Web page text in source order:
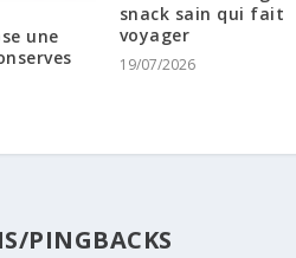
une
snack sain qui fait
voyager
19/07/2026
PINGBACKS